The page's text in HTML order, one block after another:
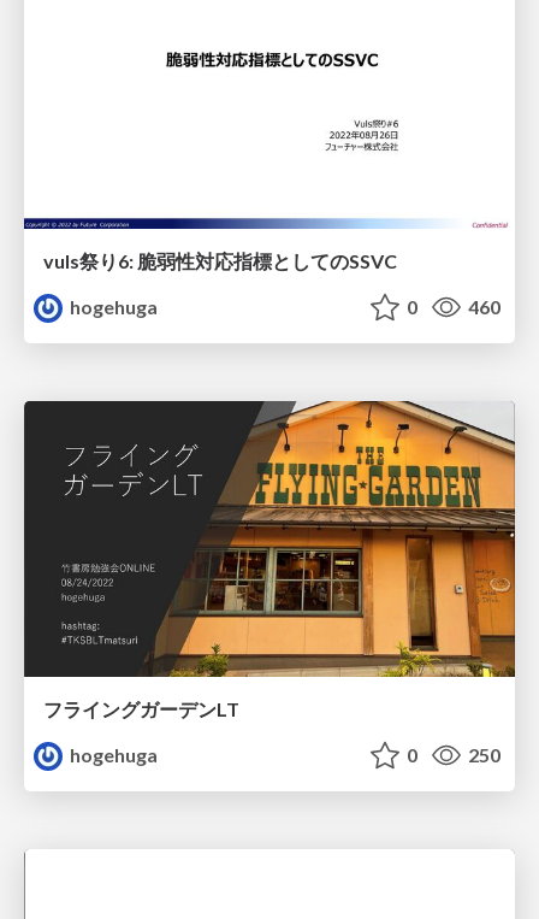
vuls祭り6: 脆弱性対応指標としてのSSVC
hogehuga
0 460
フライングガーデンLT
hogehuga
0 250